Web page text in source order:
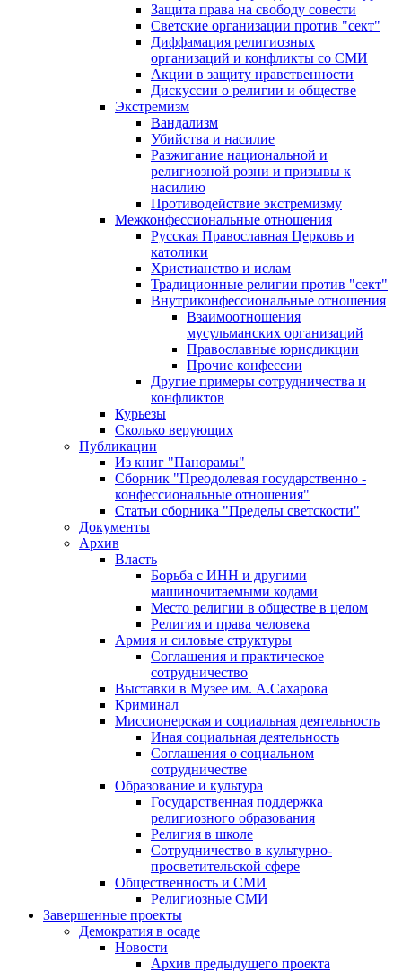
Защита права на свободу совести
Светские организации против "сект"
Диффамация религиозных
организаций и конфликты со СМИ
Акции в защиту нравственности
Дискуссии о религии и обществе
Экстремизм
Вандализм
Убийства и насилие
Разжигание национальной и
религиозной розни и призывы к
насилию
Противодействие экстремизму
Межконфессиональные отношения
Русская Православная Церковь и
католики
Христианство и ислам
Традиционные религии против "сект"
Внутриконфессиональные отношения
Взаимоотношения
мусульманских организаций
Православные юрисдикции
Прочие конфессии
Другие примеры сотрудничества и
конфликтов
Курьезы
Сколько верующих
Публикации
Из книг "Панорамы"
Сборник "Преодолевая государственно -
конфессиональные отношения"
Статьи сборника "Пределы светскости"
Документы
Архив
Власть
Борьба с ИНН и другими
машиночитаемыми кодами
Место религии в обществе в целом
Религия и права человека
Армия и силовые структуры
Соглашения и практическое
сотрудничество
Выставки в Музее им. А.Сахарова
Криминал
Миссионерская и социальная деятельность
Иная социальная деятельность
Соглашения о социальном
сотрудничестве
Образование и культура
Государственная поддержка
религиозного образования
Религия в школе
Сотрудничество в культурно-
просветительской сфере
Общественность и СМИ
Религиозные СМИ
Завершенные проекты
Демократия в осаде
Новости
Архив предыдущего проекта